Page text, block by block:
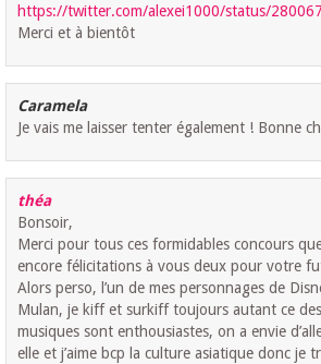
https://twitter.com/alexei1000/status/
Merci et à bientôt
Caramela
Je vais me laisser tenter également ! Bonne
théa
Bonsoir,
Merci pour tous ces formidables concours
encore félicitations à vous deux pour votre
Alors perso, l’un de mes personnages de
Mulan, je kiff et surkiff toujours autant ce
musiques sont enthousiastes, on a envie
elle et j’aime bcp la culture asiatique donc je